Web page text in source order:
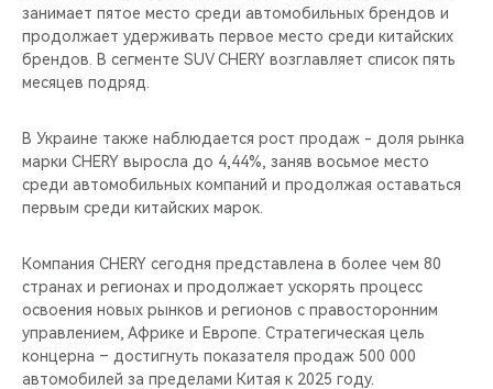
занимает пятое место среди автомобильных брендов и
продолжает удерживать первое место среди китайских
брендов. В сегменте SUV CHERY возглавляет список пять
месяцев подряд.
В Украине также наблюдается рост продаж - доля рынка
марки CHERY выросла до 4,44%, заняв восьмое место
среди автомобильных компаний и продолжая оставаться
первым среди китайских марок.
Компания CHERY сегодня представлена в более чем 80
странах и регионах и продолжает ускорять процесс
освоения новых рынков и регионов с правосторонним
управлением, Африке и Европе. Стратегическая цель
концерна – достигнуть показателя продаж 500 000
автомобилей за пределами Китая к 2025 году.